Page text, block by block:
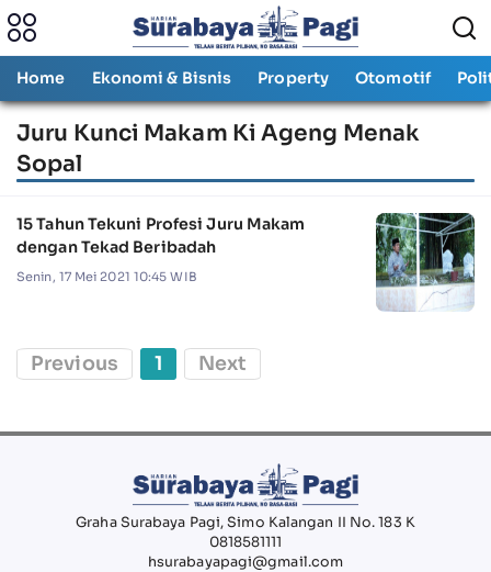
Home Ekonomi & Bisnis Property Otomotif
Juru Kunci Makam Ki Ageng Menak
Sopal
15 Tahun Tekuni Profesi Juru Makam
dengan Tekad Beribadah
Senin, 17 Mei 2021 10:45 WIB
Previous 1 Next
Graha Surabaya Pagi, Simo Kalangan II No. 183 K
0818581111
hsurabayapagi@gmail.com